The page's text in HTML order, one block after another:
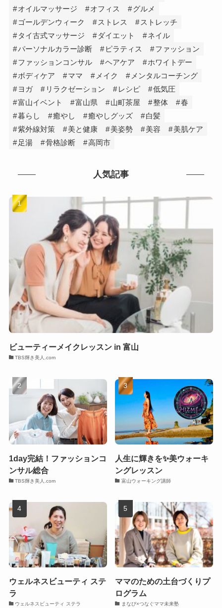
オイルマッサージ
オフィス
グルメ
ゴールデンウィーク
ストレス
ストレッチ
タイ古式マッサージ
ダイエット
ネイル
パーソナルカラー診断
ピラティス
ファッション
ファッションコンサル
ヘアケア
ホワイトデー
ボディケア
ママ メイク
メンタルコーチング
ヨガ
リラクゼーション レシピ
低気圧
富山イベント
富山県 山町茶屋 整体
春
暮らし
癒やし 癒やしグッズ
白髪
紫外線対策
美と健康 美姿勢 美容
美肌ケア
足湯
骨格診断 高岡市
人気記事
ビューティーメイクレッスン in 富山
TBS輝き美人.com
1day完結！ファッションコ
ンサル総合
TBS輝き美人.com
人生に輝きを✨美ウォーキ
ングレッスン
富山ウォーキング講師
ウェルネスビューティ ステ
ラ
ウェルネスビューティ ステラ
ママのための土台づくりプ
ログラム
まなび×つなぐママ未来塾